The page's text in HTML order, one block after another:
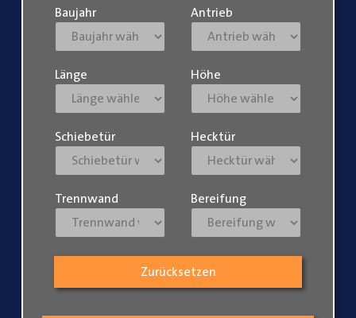
Baujahr Antrieb
Länge Höhe
Schiebetür Hecktür
Trennwand Bereifung
Zurücksetzen